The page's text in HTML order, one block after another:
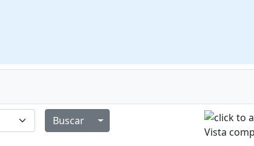
Alternar menú desplegable
Vista